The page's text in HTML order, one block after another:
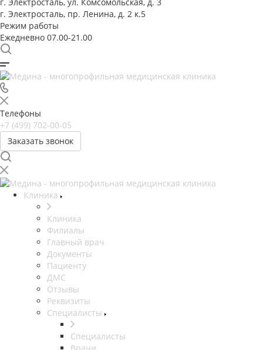
г. Электросталь, пр. Ленина, д. 2 к.5
Режим работы
Ежедневно 07.00-21.00
Телефоны
+7 (499) 702-00-05
Заказать звонок
Клиника
Клиника
Филиалы
Главный врач
Документы
Пациенту
ДМС
Отзывы
Реквизиты
Специалисты
Специалисты